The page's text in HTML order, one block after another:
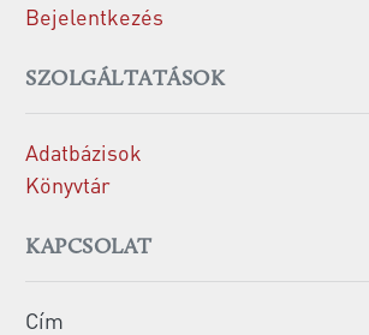
Bejelentkezés
SZOLGÁLTATÁSOK
Adatbázisok
Könyvtár
KAPCSOLAT
Cím